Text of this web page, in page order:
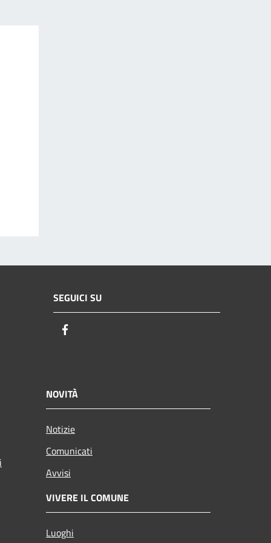
SEGUICI SU
NOVITÀ
Notizie
Comunicati
Avvisi
VIVERE IL COMUNE
Luoghi